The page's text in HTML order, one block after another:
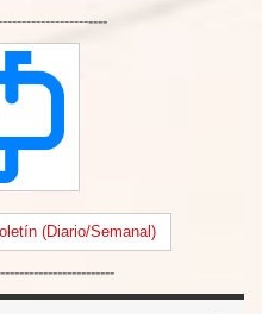
----
(Diario/Semanal)